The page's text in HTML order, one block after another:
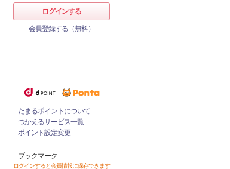
ログインする
会員登録する（無料）
たまるポイントについて
つかえるサービス一覧
ポイント設定変更
ブックマーク
ログインすると会員情報に保存できます